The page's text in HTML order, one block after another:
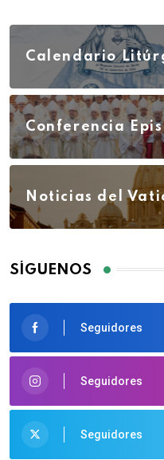
Calendario
Conferencia
Noticias del
SÍGUENOS
Seguidores
Seguidores
Seguidores